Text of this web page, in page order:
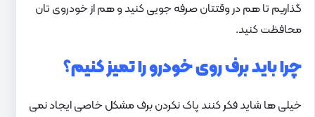
گذاریم تا هم در وقتتان صرفه جویی کنید و هم از خودروی تان
محافظت کنید.
چرا باید برف روی خودرو را تمیز کنیم؟
خیلی ها شاید فکر کنند پاک نکردن برف مشکل خاصی ایجاد نمی